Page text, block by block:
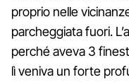
proprio nelle
parcheggiata fuori.
perché aveva 3
lì veniva un forte